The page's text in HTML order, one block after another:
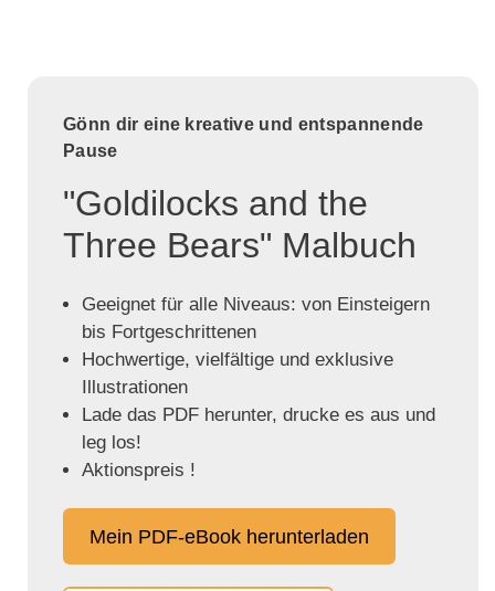
Gönn dir eine kreative und entspannende
Pause
"Goldilocks and the
Three Bears" Malbuch
Geeignet für alle Niveaus: von Einsteigern
bis Fortgeschrittenen
Hochwertige, vielfältige und exklusive
Illustrationen
Lade das PDF herunter, drucke es aus und
leg los!
Aktionspreis !
Mein PDF-eBook herunterladen